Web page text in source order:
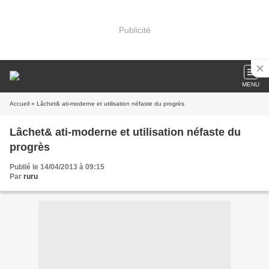
Publicité
MENU
Accueil » Lâchet& ati-moderne et utilisation néfaste du progrès
Lâchet& ati-moderne et utilisation néfaste du
progrès
Publié le 14/04/2013 à 09:15
Par ruru